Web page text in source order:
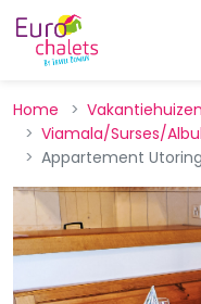
Home Vakantiehuizen
Viamala/Surses/
Appartement